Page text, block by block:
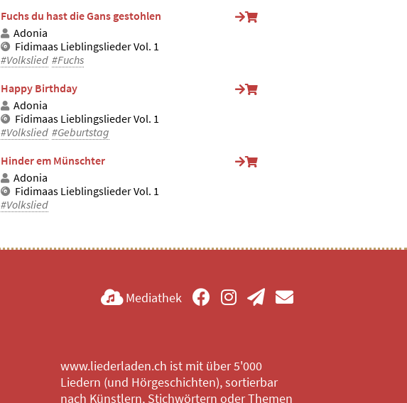
Fuchs du hast die Gans gestohlen
Adonia
Fidimaas Lieblingslieder Vol. 1
#Volkslied #Fuchs
Happy Birthday
Adonia
Fidimaas Lieblingslieder Vol. 1
#Volkslied #Geburtstag
Hinder em Münschter
Adonia
Fidimaas Lieblingslieder Vol. 1
#Volkslied
Mediathek
www.liederladen.ch ist mit über 5'000
Liedern (und Hörgeschichten), sortierbar
nach Künstlern, Stichwörtern oder Themen